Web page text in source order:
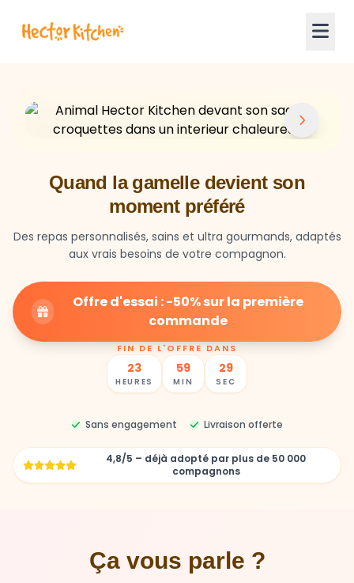
Quand la gamelle devient son
moment préféré
Des repas personnalisés, sains et ultra gourmands, adaptés
aux vrais besoins de votre compagnon.
Offre d'essai : -50% sur la première
commande
FIN DE L'OFFRE DANS
23
HEURES
59
MIN
27
SEC
Sans engagement Livraison offerte
4,8/5 – déjà adopté par plus de 50 000
compagnons
Ça vous parle ?